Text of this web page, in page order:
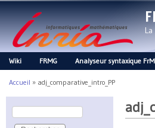
Main menu
Wiki FRMG Analyseur syntaxique
Vous êtes ici
Accueil » adj_comparative_intro_PP
Formulaire de recherche
Rechercher